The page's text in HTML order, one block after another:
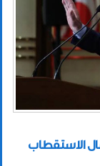
الاستقطاب